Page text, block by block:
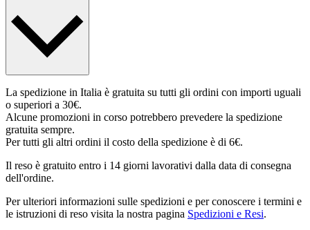
La spedizione in Italia è gratuita su tutti gli ordini con importi uguali
o superiori a 30€.
Alcune promozioni in corso potrebbero prevedere la spedizione
gratuita sempre.
Per tutti gli altri ordini il costo della spedizione è di 6€.
Il reso è gratuito entro i 14 giorni lavorativi dalla data di consegna
dell'ordine.
Per ulteriori informazioni sulle spedizioni e per conoscere i termini e
le istruzioni di reso visita la nostra pagina Spedizioni e Resi.